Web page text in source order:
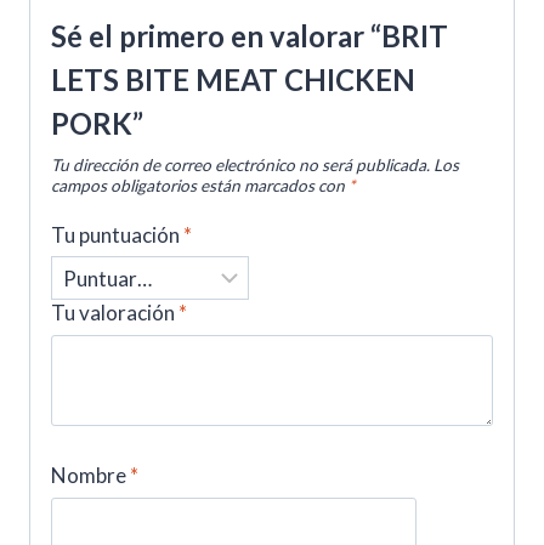
Sé el primero en valorar “BRIT
LETS BITE MEAT CHICKEN
PORK”
Tu dirección de correo electrónico no será publicada. Los
campos obligatorios están marcados con *
Tu puntuación *
Tu valoración *
Nombre*